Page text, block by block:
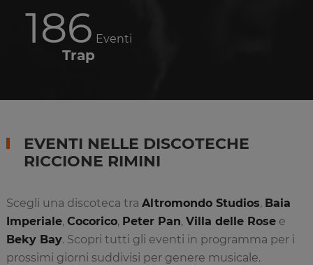
186 Eventi
Trap
EVENTI NELLE DISCOTECHE
RICCIONE RIMINI
Scegli una discoteca tra Altromondo Studios, Baia
Imperiale, Cocorico, Peter Pan, Villa delle Rosee
Beky Bay. Scopri tutti gli eventi in programma per i
prossimi giorni suddivisi per genere musicale.